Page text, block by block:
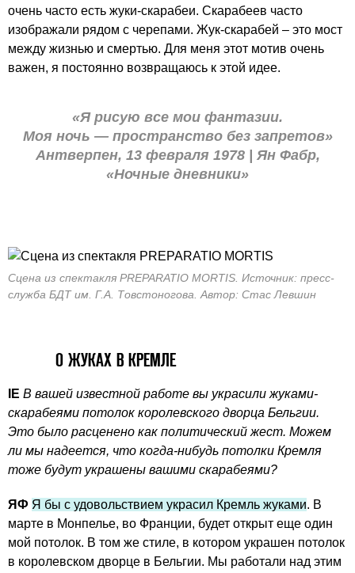
очень часто есть жуки-скарабеи. Скарабеев часто
изображали рядом с черепами. Жук-скарабей – это мост
между жизнью и смертью. Для меня этот мотив очень
важен, я постоянно возвращаюсь к этой идее.
«Я рисую все мои фантазии.
Моя ночь — пространство без запретов»
Антверпен, 13 февраля 1978 | Ян Фабр,
«Ночные дневники»
Сцена из спектакля РREPARATIO MORTIS. Источник: пресс-
служба БДТ им. Г.А. Товстоногова. Автор: Стас Левшин
О ЖУКАХ В КРЕМЛЕ
IE В вашей известной работе вы украсили жуками-
скарабеями потолок королевского дворца Бельгии.
Это было расценено как политический жест. Можем
ли мы надеется, что когда-нибудь потолки Кремля
тоже будут украшены вашими скарабеями?
ЯФ Я бы с удовольствием украсил Кремль жуками. В
марте в Монпелье, во Франции, будет открыт еще один
мой потолок. В том же стиле, в котором украшен потолок
в королевском дворце в Бельгии. Мы работали над этим